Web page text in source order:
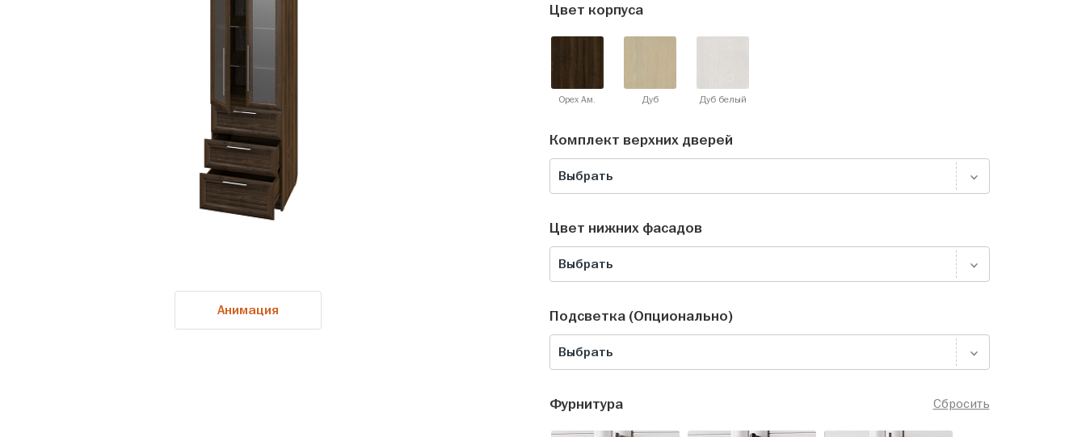
Анимация
Цвет корпуса
Орех Ам. Дуб Дуб белый
Комплект верхних дверей
Выбрать
Цвет нижних фасадов
Выбрать
Подсветка (Опционально)
Выбрать
Сбросить
Фурнитура